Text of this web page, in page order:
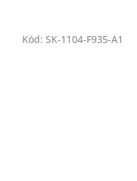
Kód: SK-1104-F935-A1